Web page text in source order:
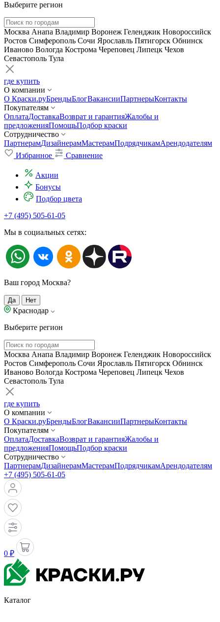
Выберите регион
Москва Анапа Владимир Воронеж Геленджик Новороссийск
Ростов Симферополь Сочи Ярославль Пятигорск Обнинск
Иваново Вологда Кострома Череповец Липецк Чехов
Севастополь Тула
где купить
О компании
О Краски.руБрендыБлогВакансииПартнерыКонтакты
Покупателям
ОплатаДоставкаВозврат и гарантияЖалобы и
предложенияПомощьПодбор краски
Сотрудничество
ПартнерамДизайнерамМастерамПодрядчикамАрендодателям
Избранное
Сравнение
Акции
Бонусы
Подбор цвета
+7 (495) 505-61-05
Мы в социальных сетях:
Ваш город Москва?
Да Нет
Краснодар
Выберите регион
Москва Анапа Владимир Воронеж Геленджик Новороссийск
Ростов Симферополь Сочи Ярославль Пятигорск Обнинск
Иваново Вологда Кострома Череповец Липецк Чехов
Севастополь Тула
где купить
О компании
О Краски.руБрендыБлогВакансииПартнерыКонтакты
Покупателям
ОплатаДоставкаВозврат и гарантияЖалобы и
предложенияПомощьПодбор краски
Сотрудничество
ПартнерамДизайнерамМастерамПодрядчикамАрендодателям
+7 (495) 505-61-05
0 ₽
Каталог